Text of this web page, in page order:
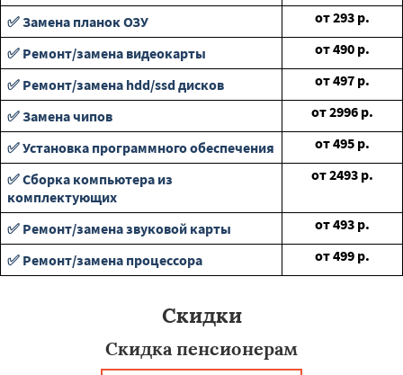
✅ Замена планок ОЗУ
от293 р.
✅ Ремонт/замена видеокарты
от490 р.
✅ Ремонт/замена hdd/ssd дисков
от497 р.
✅ Замена чипов
от2996 р.
✅ Установка программного обеспечения
от495 р.
✅ Сборка компьютера из
комплектующих
от2493 р.
✅ Ремонт/замена звуковой карты от493 р.
✅ Ремонт/замена процессора
от499 р.
Скидки
Скидка пенсионерам